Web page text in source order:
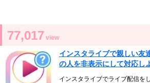
77,017 view
インスタライブで親しい友
の人を非表示にして対応し
インスタライブでライブ配信を